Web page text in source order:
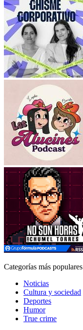
Categorías más populares
Noticias
Cultura y sociedad
Deportes
Humor
True crime